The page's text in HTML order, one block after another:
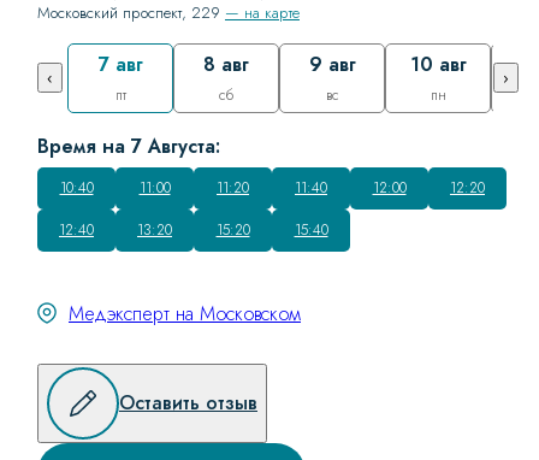
Московский проспект, 229 — на карте
‹ 7 авг
пт
8 авг
сб
9 авг
вс
10 авг
пн
›
Время на 7 Августа:
10:40 11:00 11:20 11:40 12:00
12:20
12:40
13:20 15:20 15:40
Медэксперт на Московском
Оставить отзыв